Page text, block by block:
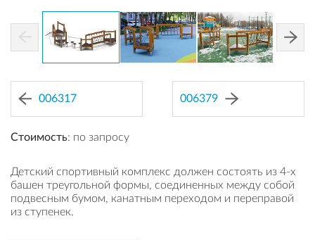
006317 006379
Стоимость: по запросу
Детский спортивный комплекс должен состоять из 4-х
башен треугольной формы, соединенных между собой
подвесным бумом, канатным переходом и переправой
из ступенек.